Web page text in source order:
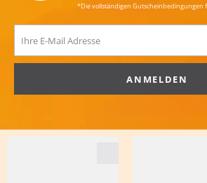
*Die vollständigen Gutscheinbedingungen
ANMELDEN